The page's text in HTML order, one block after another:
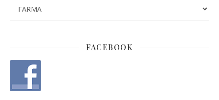
FACEBOOK